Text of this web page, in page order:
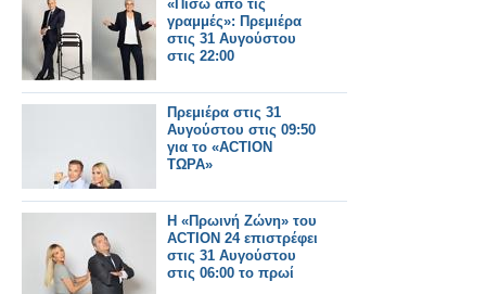
«Πίσω από τις
γραμμές»: Πρεμιέρα
στις 31 Αυγούστου
στις 22:00
Πρεμιέρα στις 31
Αυγούστου στις 09:50
για το «ACTION
ΤΩΡΑ»
Η «Πρωινή Ζώνη» του
ACTION 24 επιστρέφει
στις 31 Αυγούστου
στις 06:00 το πρωί